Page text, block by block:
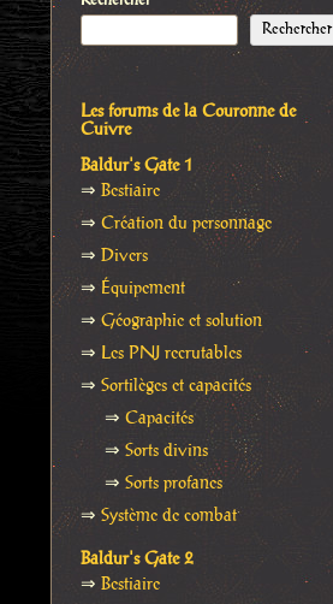
Rechercher
Les forums de la Couronne de
Cuivre
Baldur's Gate 1
⇒Bestiaire
⇒Création du personnage
⇒Divers
⇒ Équipement
⇒Géographie et solution
⇒ Les PNJ recrutables
⇒Sortilèges et capacités
⇒Capacités
⇒Sorts divins
⇒Sorts profanes
⇒Système de combat
Baldur's Gate 2
⇒Bestiaire